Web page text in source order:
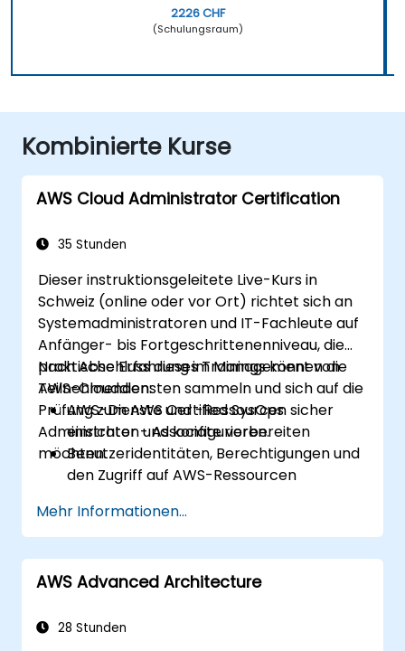
2226 CHF
(Schulungsraum)
Kombinierte Kurse
AWS Cloud Administrator Certification
35 Stunden
Dieser instruktionsgeleitete Live-Kurs in
Schweiz (online oder vor Ort) richtet sich an
Systemadministratoren und IT-Fachleute auf
Anfänger- bis Fortgeschrittenenniveau, die
praktische Erfahrung im Management von
AWS-Clouddiensten sammeln und sich auf die
Prüfung zum AWS Certified SysOps
Administrator - Associate vorbereiten
möchten.
Nach Abschluss dieses Trainings können die
Teilnehmenden:
AWS-Dienste und -Ressourcen sicher
einrichten und konfigurieren.
Benutzeridentitäten, Berechtigungen und
den Zugriff auf AWS-Ressourcen
Skalierbare, hochverfügbare und
fehlertolerante Systeme in AWS
entwerfen und bereitstellen.
Datenflüsse zu und von AWS
Die Nutzung von AWS-Diensten
Mehr Informationen...
AWS Advanced Architecture
28 Stunden